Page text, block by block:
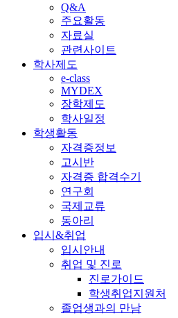
Q&A
주요활동
자료실
관련사이트
학사제도
e-class
MYDEX
장학제도
학사일정
학생활동
자격증정보
고시반
자격증 합격수기
연구회
국제교류
동아리
입시&취업
입시안내
취업 및 진로
진로가이드
학생취업지원처
졸업생과의 만남